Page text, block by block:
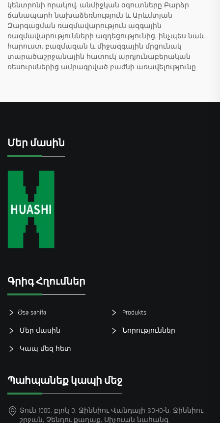
կենտրոնի որակով, անմիջկան օգուտները Բարձր
ճանապարհ նախաձեռնություն և Արևմտյան
Զարգացման ռազմավարություն ազգային
ռազմավարությունների ազդեցությունից, ինչպես նաև
հարուստ, բազմազան և միջազգային մրցունակ
տարածաշրջանային հատուկ արդյունաբերական
ռեսուրսներից ամրագրված բաժնի առավելությունը
Մեր մասին
Գրիգ Հղումներ
Əsə səhifə Produkts
Մեր մասին Նորություններ
Կապ մեզ հետ
Պահպանեք կապի մեջ
Տուն 1905, բլոկ D, Ջիննիու Վանդայի SOHO-ն, Ջիննիու
շրջան, Չենդու քաղաք, Սիչուան նահանգ